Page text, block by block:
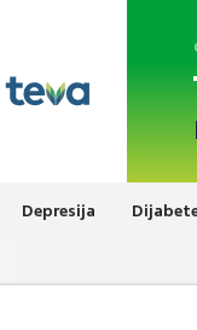
Depresija